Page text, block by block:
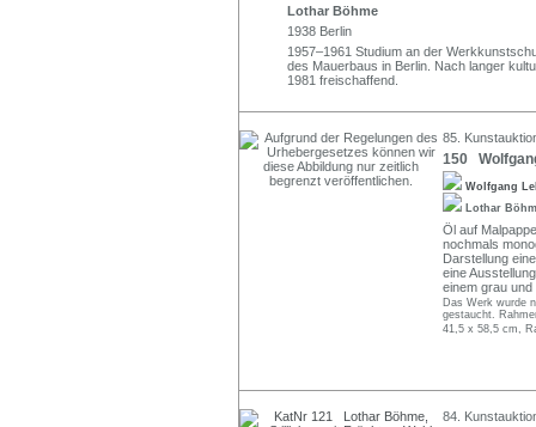
Lothar Böhme
1938 Berlin
1957–1961 Studium an der
des Mauerbaus in Berlin. Nach langer
1981 freischaffend.
85.
150
Wolfgang
Lothar
Öl auf
nochmals
Darstellung
eine
einem grau
Das Werk wurde
gestaucht.
41,5 x 58,5 cm,
84.